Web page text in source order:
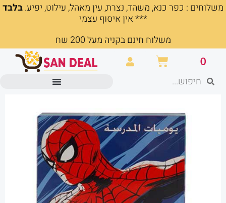
דילוג
משלוחים : כפר כנא, משהד, נצרת, עין מאהל, עילוט, יפיע.בלבד
*** אין איסוף עצמי
משלוח חינם בקניה מעל 200 שח
0 עגלת
קניות חיפושחיפוש